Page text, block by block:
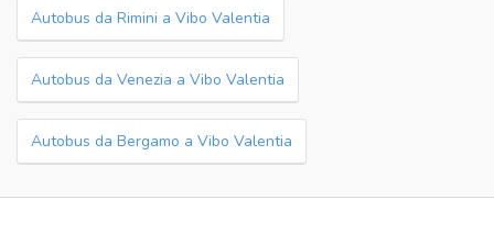
Autobus da Rimini a Vibo Valentia
Autobus da Venezia a Vibo Valentia
Autobus da Bergamo a Vibo Valentia